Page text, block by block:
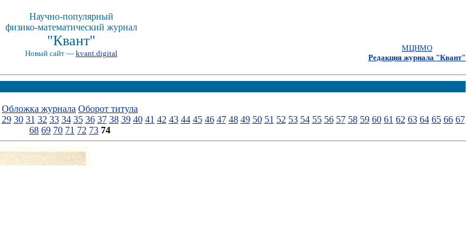
Научно-популярный
физико-математический журнал
"Квант"
Новый сайт — kvant.digital
МЦНМО
Редакция журнала "Квант"
Обложка журнала Оборот титула
29 30 31 32 33 34 35 36 37 38 39 40 41 42 43 44 45 46 47 48 49 50 51 52 53 54 55 56 57 58 59 60 61 62 63 64 65 66 67
68 69 70 71 72 73 74